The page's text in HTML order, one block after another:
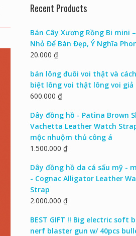
Recent Products
Bán Cây Xương Rồng Bi mini
Nhỏ Để Bàn Đẹp, Ý Nghĩa
20.000 ₫
bán lông đuôi voi thật và
biệt lông voi thật lông voi giả
600.000 ₫
Dây đồng hồ - Patina Brown
Vachetta Leather Watch
mộc nhuộm thủ công á
1.500.000 ₫
Dây đồng hồ da cá sấu mỹ -
- Cognac Alligator Leather
Strap
2.000.000 ₫
BEST GIFT !! Big electric soft
nerf blaster gun w/ 40pcs